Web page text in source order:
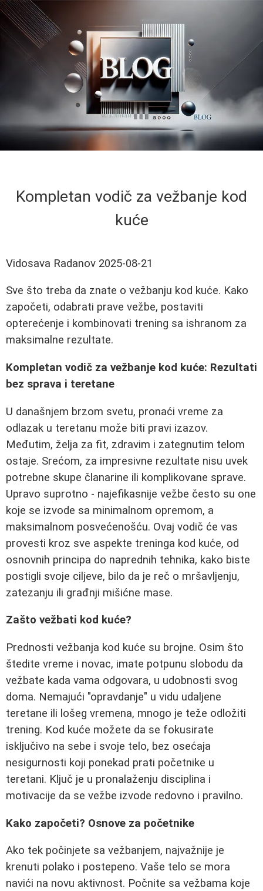
Kompletan vodič za vežbanje kod
kuće
Vidosava Radanov 2025-08-21
Sve što treba da znate o vežbanju kod kuće. Kako
započeti, odabrati prave vežbe, postaviti
opterećenje i kombinovati trening sa ishranom za
maksimalne rezultate.
Kompletan vodič za vežbanje kod kuće: Rezultati
bez sprava i teretane
U današnjem brzom svetu, pronaći vreme za
odlazak u teretanu može biti pravi izazov.
Međutim, želja za fit, zdravim i zategnutim telom
ostaje. Srećom, za impresivne rezultate nisu uvek
potrebne skupe članarine ili komplikovane sprave.
Upravo suprotno - najefikasnije vežbe često su one
koje se izvode sa minimalnom opremom, a
maksimalnom posvećenošću. Ovaj vodič će vas
provesti kroz sve aspekte treninga kod kuće, od
osnovnih principa do naprednih tehnika, kako biste
postigli svoje ciljeve, bilo da je reč o mršavljenju,
zatezanju ili građnji mišićne mase.
Zašto vežbati kod kuće?
Prednosti vežbanja kod kuće su brojne. Osim što
štedite vreme i novac, imate potpunu slobodu da
vežbate kada vama odgovara, u udobnosti svog
doma. Nemajući "opravdanje" u vidu udaljene
teretane ili lošeg vremena, mnogo je teže odložiti
trening. Kod kuće možete da se fokusirate
isključivo na sebe i svoje telo, bez osećaja
nesigurnosti koji ponekad prati početnike u
teretani. Ključ je u pronalaženju disciplina i
motivacije da se vežbe izvode redovno i pravilno.
Kako započeti? Osnove za početnike
Ako tek počinjete sa vežbanjem, najvažnije je
krenuti polako i postepeno. Vaše telo se mora
navići na novu aktivnost. Počnite sa vežbama koje